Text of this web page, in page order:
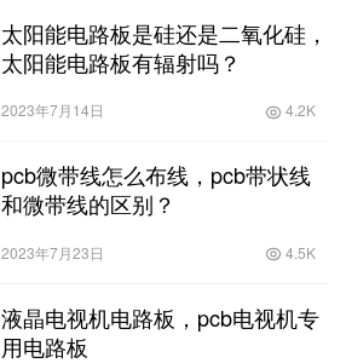
太阳能电路板是硅还是二氧化硅，
太阳能电路板有辐射吗？
2023年7月14日 4.2K
pcb微带线怎么布线，pcb带状线
和微带线的区别？
2023年7月23日 4.5K
液晶电视机电路板，pcb电视机专
用电路板